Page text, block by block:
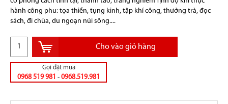
hành công phu: tọa thiền, tụng kinh, tập khí công, thưởng trà, đọc
sách, đi chùa, du ngoạn núi sông....
Cho vào giỏ hàng
Gọi đặt mua
0968 519 981 - 0968.519.981